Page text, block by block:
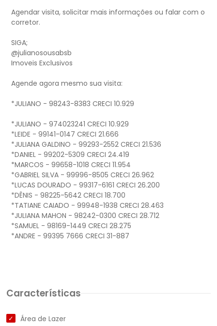
Agendar visita, solicitar mais informações ou falar com o
corretor.
SIGA;
@julianosousabsb
Imoveis Exclusivos
Agende agora mesmo sua visita:
*JULIANO - 98243-8383 CRECI 10.929
*JULIANO - 974023241 CRECI 10.929
*LEIDE - 99141-0147 CRECI 21.666
*JULIANA GALDINO - 99293-2552 CRECI 21.536
*DANIEL - 99202-5309 CRECI 24.419
*MARCOS - 99658-1018 CRECI 11.954
*GABRIEL SILVA - 99996-8505 CRECI 26.962
*LUCAS DOURADO - 99317-6161 CRECI 26.200
*DÊNIS - 98225-5642 CRECI 18.700
*TATIANE CAIADO - 99948-1938 CRECI 28.463
*JULIANA MAHON - 98242-0300 CRECI 28.712
*SAMUEL - 98169-1449 CRECI 28.275
*ANDRE - 99395 7666 CRECI 31-887
Características
Área de Lazer